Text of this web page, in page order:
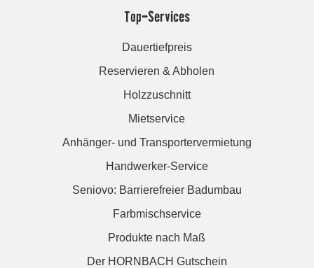
Top-Services
Dauertiefpreis
Reservieren & Abholen
Holzzuschnitt
Mietservice
Anhänger- und Transportervermietung
Handwerker-Service
Seniovo: Barrierefreier Badumbau
Farbmischservice
Produkte nach Maß
Der HORNBACH Gutschein